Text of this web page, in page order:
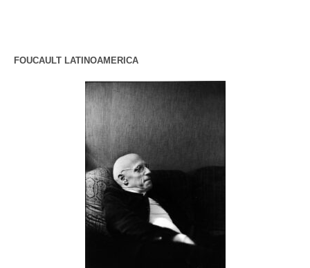
FOUCAULT LATINOAMERICA